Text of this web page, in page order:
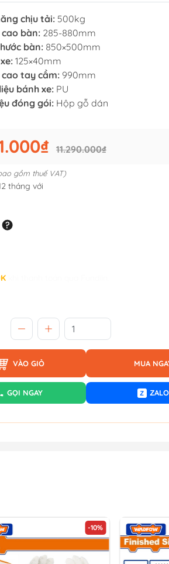
chịu tải: 500kg
cao bàn: 285-880mm
bàn: 850×500mm
125×40mm
cao tay cầm: 990mm
bánh xe: PU
đóng gói: Hộp gỗ dán
11.290.000₫
gồm thuế VAT)
tháng với
VÀO GIỎ MUA
GỌI NGAY Z ZALO
-10%